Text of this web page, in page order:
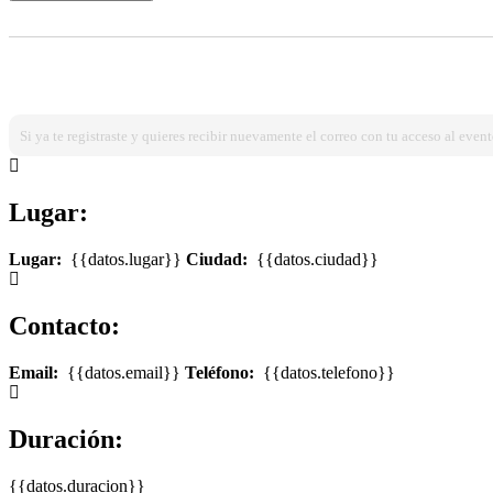
Si ya te registraste y quieres recibir nuevamente el correo con tu acceso al
Lugar:
Lugar: {{datos.lugar}} Ciudad: {{datos.ciudad}}
Contacto:
Email: {{datos.email}} Teléfono: {{datos.telefono}}
Duración:
{{datos.duracion}}